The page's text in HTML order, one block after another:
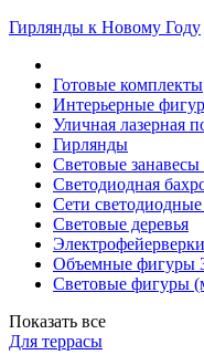
Гирлянды к Новому Году
Готовые комплекты
Интерьерные
Уличная лазерная
Гирлянды
Световые
Светодиодная
Сети
Световые деревья
Электрофейерверки
Объемные фигуры
Световые фигуры
Показать все
Для террасы